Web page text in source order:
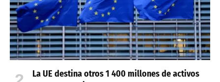
La UE destina otros 1 400 millones de activos